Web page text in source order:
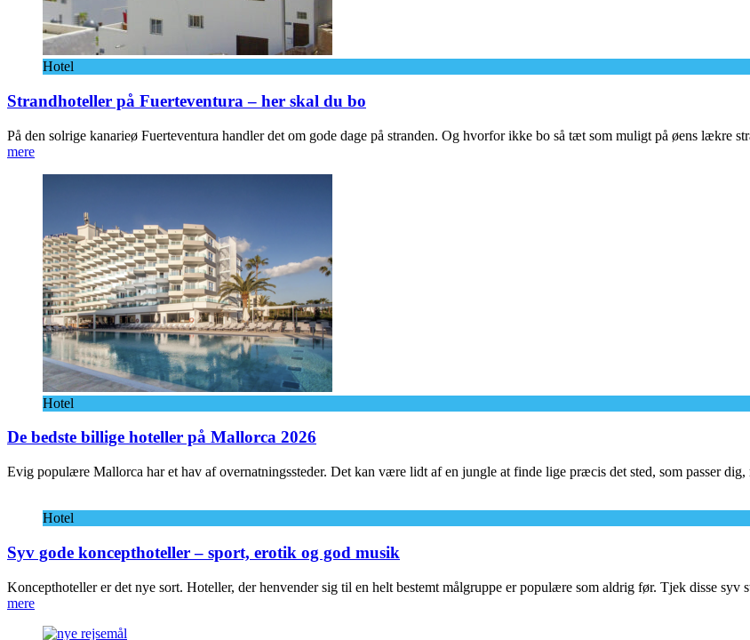
Hotel
Strandhoteller på Fuerteventura – her skal du bo
På den solrige kanarieø Fuerteventura handler det om gode dage på stranden. Og hvorfor ikke bo så tæt som muligt på øens lækre
mere
Hotel
De bedste billige hoteller på Mallorca 2026
Evig populære Mallorca har et hav af overnatningssteder. Det kan være lidt af en jungle at finde lige præcis det sted, som passer dig,
Hotel
Syv gode koncepthoteller – sport, erotik og god musik
Koncepthoteller er det nye sort. Hoteller, der henvender sig til en helt bestemt målgruppe er populære som aldrig før. Tjek disse
mere